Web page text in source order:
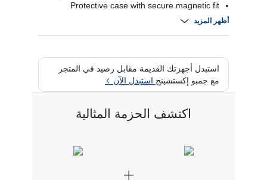
Protective case with secure magnetic fit
Built-in stand for adjustable viewing angles
أظهر المزيد
استبدل أجهزتك القديمة مقابل رصيد في المتجر
مع جمبو إكستشينج استبدل الآن
اكتشف الحزمة المثالية